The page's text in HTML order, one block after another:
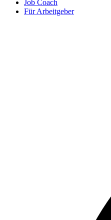
Job Coach
Für Arbeitgeber